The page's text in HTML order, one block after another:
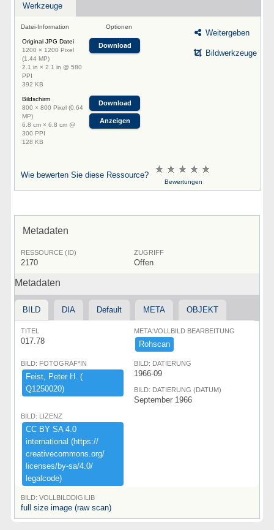
Werkzeuge
Datei-Information Optionen
Original JPG Datei
1200 × 1200 Pixel
(1.44 MP)
2.1 in × 2.1 in @ 580
PPI
392 KB
Download
Bildschirm
800 × 800 Pixel (0.64
MP)
6.8 cm × 6.8 cm @
300 PPI
128 KB
Download
Anzeigen
Weitergeben
Bildwerkzeuge
Wie bewerten Sie diese Ressource?
Bewertungen
Metadaten
RESSOURCE (ID)
2170
ZUGRIFF
Offen
Metadaten
BILD DIA Default META OBJEKT
TITEL
017.78
META:VOLLBILD BEARBEITUNG
Rohscan
BILD: FOTOGRAF*IN
Feist,​ ​Peter ​H.​ ​(​
Q1250020)​
BILD: DATIERUNG
1966-09
BILD: DATIERUNG (DATUM)
September 1966
BILD: LIZENZ
CC ​BY ​SA ​4.​0 ​
international ​(​https:​/​/​
creativecommons.​org/​
licenses/​by-​sa/​4.​0/​
legalcode)​
BILD: VOLLBILDDIGILIB
full size image (raw scan)